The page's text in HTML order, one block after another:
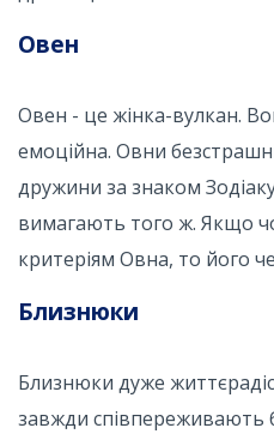
Овен
Овен - це жінка-вулкан.
емоційна. Овни
дружини за знаком
вимагають того ж. Якщо
критеріям Овна, то його
Близнюки
Близнюки дуже
завжди співпереживають